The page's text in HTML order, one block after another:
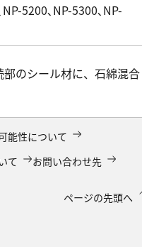
5200､NP-5300､NP-
のシール材に、石綿混合
能性について
て
お問い合わせ先
ページの先頭へ